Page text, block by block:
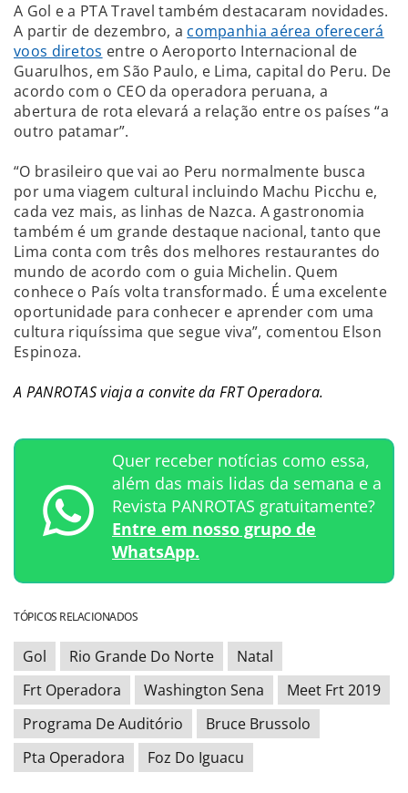
A Gol e a PTA Travel também destacaram novidades.
A partir de dezembro, a companhia aérea oferecerá
voos diretos entre o Aeroporto Internacional de
Guarulhos, em São Paulo, e Lima, capital do Peru. De
acordo com o CEO da operadora peruana, a
abertura de rota elevará a relação entre os países “a
outro patamar”.
“O brasileiro que vai ao Peru normalmente busca
por uma viagem cultural incluindo Machu Picchu e,
cada vez mais, as linhas de Nazca. A gastronomia
também é um grande destaque nacional, tanto que
Lima conta com três dos melhores restaurantes do
mundo de acordo com o guia Michelin. Quem
conhece o País volta transformado. É uma excelente
oportunidade para conhecer e aprender com uma
cultura riquíssima que segue viva”, comentou Elson
Espinoza.
A PANROTAS viaja a convite da FRT Operadora.
Quer receber notícias como essa,
além das mais lidas da semana e a
Revista PANROTAS gratuitamente?
Entre em nosso grupo de
WhatsApp.
TÓPICOS RELACIONADOS
Gol Rio Grande Do Norte
Natal
Frt Operadora
Washington Sena
Meet Frt 2019
Programa De Auditório
Bruce Brussolo
Pta Operadora
Foz Do Iguacu